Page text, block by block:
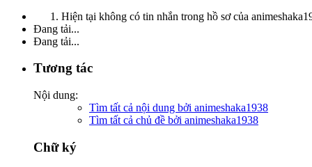
Hiện tại không có tin nhắn trong hồ sơ của
Đang tải...
Đang tải...
Tương tác
Nội dung:
Tìm tất cả nội dung bởi animeshaka1938
Tìm tất cả chủ đề bởi animeshaka1938
Chữ ký